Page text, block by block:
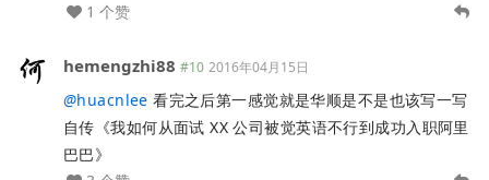
1 个赞
hemengzhi88 #10 2016年04月15日
@huacnlee 看完之后第一感觉就是华顺是不是也该写一写
自传《我如何从面试 XX 公司被觉英语不行到成功入职阿里
巴巴》